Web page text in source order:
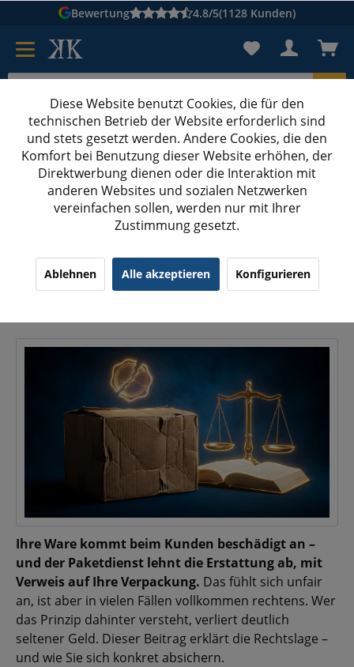
Bewertung 4.8/5(1128 Kunden)
Karton suchen
Kartons bedruckenKartons nach Maß
Transportschaden: Warum Paketdienst und Versicherung
Transportschaden: Warum Paketdienst und
Versicherung oft nicht zahlen – und wie Sie
sich absichern
Ihre Ware kommt beim Kunden beschädigt an –
und der Paketdienst lehnt die Erstattung ab, mit
Verweis auf Ihre Verpackung. Das fühlt sich unfair
an, ist aber in vielen Fällen vollkommen rechtens. Wer
das Prinzip dahinter versteht, verliert deutlich
seltener Geld. Dieser Beitrag erklärt die Rechtslage –
und wie Sie sich konkret absichern.
Diese Website benutzt Cookies, die für den
technischen Betrieb der Website erforderlich sind
und stets gesetzt werden. Andere Cookies, die den
Komfort bei Benutzung dieser Website erhöhen, der
Direktwerbung dienen oder die Interaktion mit
anderen Websites und sozialen Netzwerken
vereinfachen sollen, werden nur mit Ihrer
Zustimmung gesetzt.
Ablehnen Alle akzeptieren Konfigurieren